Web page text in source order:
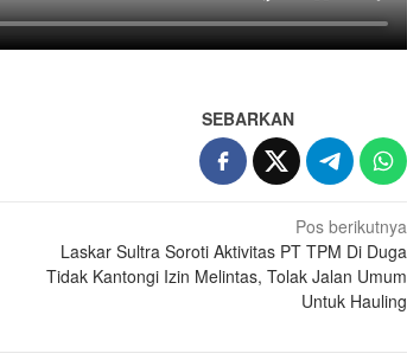
SEBARKAN
Pos berikutnya
Laskar Sultra Soroti Aktivitas PT TPM Di Duga
Tidak Kantongi Izin Melintas, Tolak Jalan Umum
Untuk Hauling